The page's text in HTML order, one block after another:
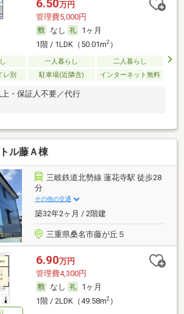
6.50万円
管理費5,000円
なし
1ヶ月
1階 / 1LDK（50.01m2）
一人暮らし
二人暮らし
レ別
駐車場(近隣含) インターネット無料
・保証人不要／代行
ル藤Ａ棟
三岐鉄道北勢線 蓮花寺駅 徒歩28
分
その他の交通
築32年2ヶ月 / 2階建
三重県桑名市藤が丘５
6.90万円
管理費4,300円
なし
1ヶ月
1階 / 2LDK（49.58m2）